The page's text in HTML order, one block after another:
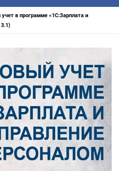
в программе «1С:Зарплата и